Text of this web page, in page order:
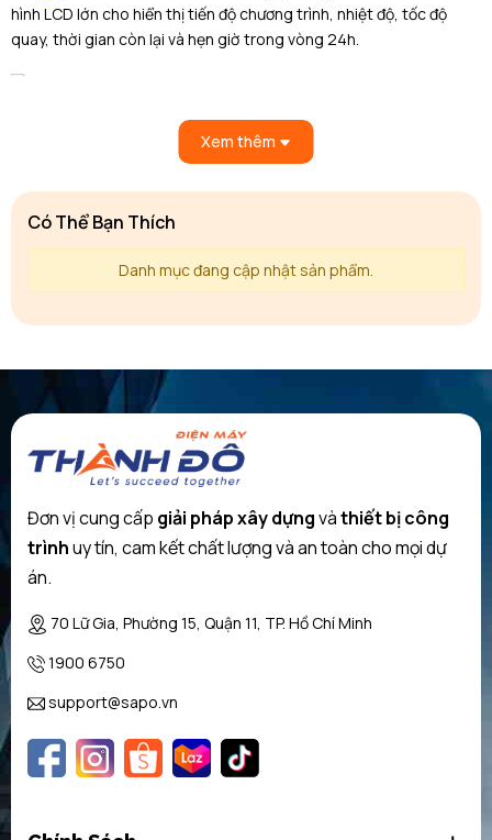
hình LCD lớn cho hiển thị tiến độ chương trình, nhiệt độ, tốc độ
quay, thời gian còn lại và hẹn giờ trong vòng 24h.
Với 11 chương trình giặt có thể giặt được mọi chất liệu quần áo như
lụa, len, dạ, cotton… một cách nhanh chóng và hiệu quả.
Chức năng đặc biệt:
– Đường kính cửa máy giặt rộng đến 32cm, dễ dàng thao tác cho
– Thêm đồ khi giặt
– Giặt siêu tốc – 15 phút, 30 phút.
– Chương trình giặt tự động
-VarioPerfect: Các chương trình tối ưu hóa thời gian hay năng
lượng với hiệu suất giặt hoàn hảo.
– AllergyPlus: chức năng phát minh đặc biệt cho nhu cầu của
người bị dị ứng.
là ủi lại vì nhăn,tiết kiệm thời gian và công sức
– Độ ồn: khi giặt: 49 dB,độ ồn khi vắt: 72 dB giúp máy hoạt động
êm ái, mang đến sự yên tĩnh cho ngôi nhà của bạn.
– Chức năng khóa trẻ em. Hệ thống phát hiện bọt.
– Kết thúc chương trình có âm thanh cảnh báo.
Xem thêm
Có Thể Bạn Thích
Danh mục đang cập nhật sản phẩm.
Đơn vị cung cấp giải pháp xây dựngvàthiết bị công
trìnhuy tín, cam kết chất lượng và an toàn cho mọi dự
án.
70 Lữ Gia, Phường 15, Quận 11, TP. Hồ Chí Minh
1900 6750
support@sapo.vn